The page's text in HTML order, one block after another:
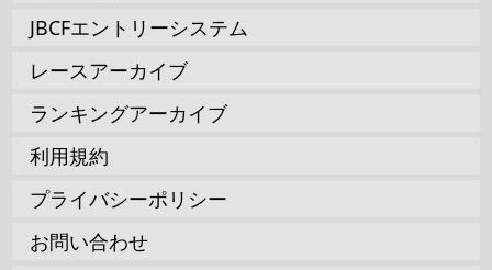
JBCFエントリーシステム
レースアーカイブ
ランキングアーカイブ
利用規約
プライバシーポリシー
お問い合わせ